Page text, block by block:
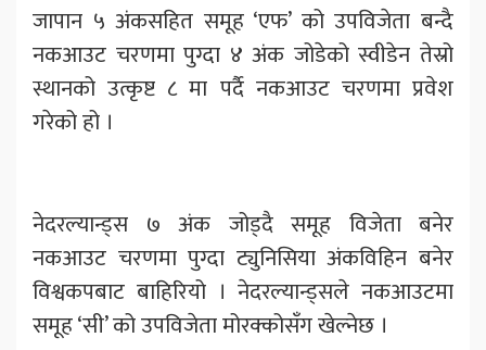
जापान ५ अंकसहित समूह ‘एफ’ को उपविजेता बन्दै
नकआउट चरणमा पुग्दा ४ अंक जोडेको स्वीडेन तेस्रो
स्थानको उत्कृष्ट ८ मा पर्दै नकआउट चरणमा प्रवेश
गरेको हो ।
नेदरल्यान्ड्स ७ अंक जोड्दै समूह विजेता बनेर
नकआउट चरणमा पुग्दा ट्युनिसिया अंकविहिन बनेर
विश्वकपबाट बाहिरियो । नेदरल्यान्ड्सले नकआउटमा
समूह ‘सी’ को उपविजेता मोरक्कोसँग खेल्नेछ ।